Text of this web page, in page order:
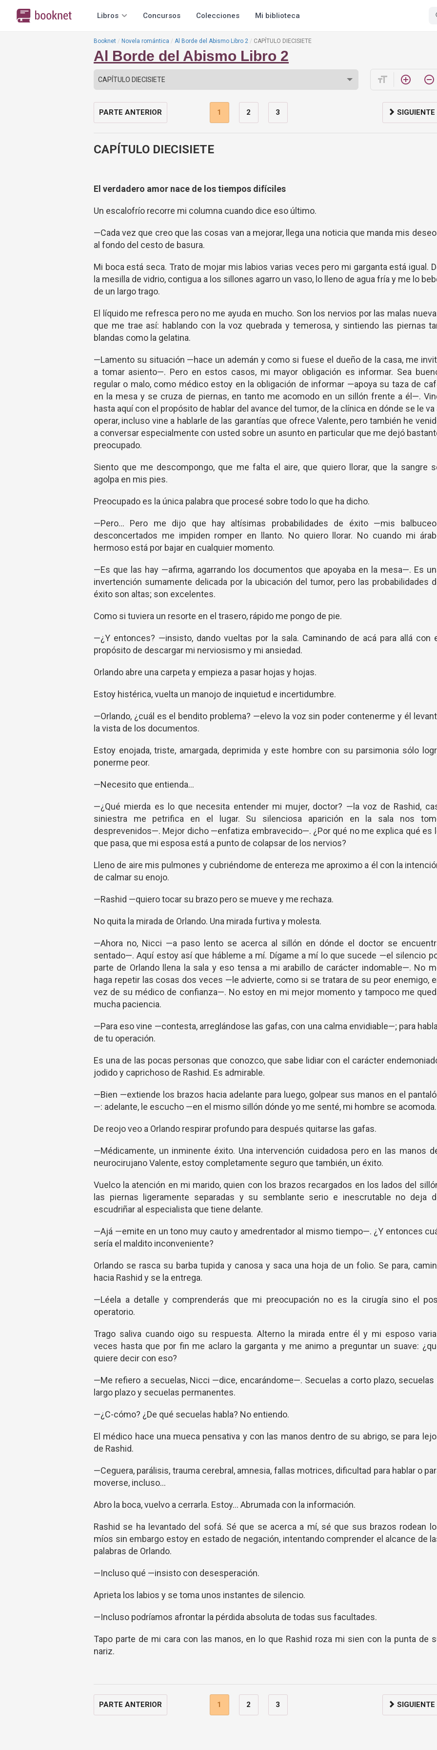
Libros Concursos Colecciones Mi biblioteca
Booknet Novela romántica Al Borde del Abismo Libro 2 CAPÍTULO DIECISIETE
Al Borde del Abismo Libro 2
format_size add_circle_outline remove_circle_outline
PARTE ANTERIOR 1 2 3 SIGUIENTE
CAPÍTULO DIECISIETE
El verdadero amor nace de los tiempos difíciles
Un escalofrío recorre mi columna cuando dice eso último.
—Cada vez que creo que las cosas van a mejorar, llega una noticia que manda mis
al fondo del cesto de basura.
Mi boca está seca. Trato de mojar mis labios varias veces pero mi garganta está igual.
la mesilla de vidrio, contigua a los sillones agarro un vaso, lo lleno de agua fría y me lo
de un largo trago.
El líquido me refresca pero no me ayuda en mucho. Son los nervios por las malas
que me trae así: hablando con la voz quebrada y temerosa, y sintiendo las piernas
blandas como la gelatina.
—Lamento su situación —hace un ademán y como si fuese el dueño de la casa, me
a tomar asiento—. Pero en estos casos, mi mayor obligación es informar. Sea
regular o malo, como médico estoy en la obligación de informar —apoya su taza de
en la mesa y se cruza de piernas, en tanto me acomodo en un sillón frente a él—.
hasta aquí con el propósito de hablar del avance del tumor, de la clínica en dónde se le va
operar, incluso vine a hablarle de las garantías que ofrece Valente, pero también he
a conversar especialmente con usted sobre un asunto en particular que me dejó
preocupado.
Siento que me descompongo, que me falta el aire, que quiero llorar, que la sangre
agolpa en mis pies.
Preocupado es la única palabra que procesé sobre todo lo que ha dicho.
—Pero... Pero me dijo que hay altísimas probabilidades de éxito —mis
desconcertados me impiden romper en llanto. No quiero llorar. No cuando mi
hermoso está por bajar en cualquier momento.
—Es que las hay —afirma, agarrando los documentos que apoyaba en la mesa—. Es
invertención sumamente delicada por la ubicación del tumor, pero las probabilidades
éxito son altas; son excelentes.
Como si tuviera un resorte en el trasero, rápido me pongo de pie.
—¿Y entonces? —insisto, dando vueltas por la sala. Caminando de acá para allá con
propósito de descargar mi nerviosismo y mi ansiedad.
Orlando abre una carpeta y empieza a pasar hojas y hojas.
Estoy histérica, vuelta un manojo de inquietud e incertidumbre.
—Orlando, ¿cuál es el bendito problema? —elevo la voz sin poder contenerme y él
la vista de los documentos.
Estoy enojada, triste, amargada, deprimida y este hombre con su parsimonia sólo
ponerme peor.
—Necesito que entienda...
—¿Qué mierda es lo que necesita entender mi mujer, doctor? —la voz de Rashid,
siniestra me petrifica en el lugar. Su silenciosa aparición en la sala nos
desprevenidos—. Mejor dicho —enfatiza embravecido—. ¿Por qué no me explica qué es
que pasa, que mi esposa está a punto de colapsar de los nervios?
Lleno de aire mis pulmones y cubriéndome de entereza me aproximo a él con la
de calmar su enojo.
—Rashid —quiero tocar su brazo pero se mueve y me rechaza.
No quita la mirada de Orlando. Una mirada furtiva y molesta.
—Ahora no, Nicci —a paso lento se acerca al sillón en dónde el doctor se
sentado—. Aquí estoy así que hábleme a mí. Dígame a mí lo que sucede —el silencio
parte de Orlando llena la sala y eso tensa a mi arabillo de carácter indomable—. No
haga repetir las cosas dos veces —le advierte, como si se tratara de su peor enemigo,
vez de su médico de confianza—. No estoy en mi mejor momento y tampoco me
mucha paciencia.
—Para eso vine —contesta, arreglándose las gafas, con una calma envidiable—; para
de tu operación.
Es una de las pocas personas que conozco, que sabe lidiar con el carácter
jodido y caprichoso de Rashid. Es admirable.
—Bien —extiende los brazos hacia adelante para luego, golpear sus manos en el
—: adelante, le escucho —en el mismo sillón dónde yo me senté, mi hombre se acomoda.
De reojo veo a Orlando respirar profundo para después quitarse las gafas.
—Médicamente, un inminente éxito. Una intervención cuidadosa pero en las manos
neurocirujano Valente, estoy completamente seguro que también, un éxito.
Vuelco la atención en mi marido, quien con los brazos recargados en los lados del
las piernas ligeramente separadas y su semblante serio e inescrutable no deja
escudriñar al especialista que tiene delante.
—Ajá —emite en un tono muy cauto y amedrentador al mismo tiempo—. ¿Y entonces
sería el maldito inconveniente?
Orlando se rasca su barba tupida y canosa y saca una hoja de un folio. Se para,
hacia Rashid y se la entrega.
—Léela a detalle y comprenderás que mi preocupación no es la cirugía sino el
operatorio.
Trago saliva cuando oigo su respuesta. Alterno la mirada entre él y mi esposo
veces hasta que por fin me aclaro la garganta y me animo a preguntar un suave:
quiere decir con eso?
—Me refiero a secuelas, Nicci —dice, encarándome—. Secuelas a corto plazo, secuelas
largo plazo y secuelas permanentes.
—¿C-cómo? ¿De qué secuelas habla? No entiendo.
El médico hace una mueca pensativa y con las manos dentro de su abrigo, se para
de Rashid.
—Ceguera, parálisis, trauma cerebral, amnesia, fallas motrices, dificultad para hablar o
moverse, incluso...
Abro la boca, vuelvo a cerrarla. Estoy... Abrumada con la información.
Rashid se ha levantado del sofá. Sé que se acerca a mí, sé que sus brazos rodean
míos sin embargo estoy en estado de negación, intentando comprender el alcance de
palabras de Orlando.
—Incluso qué —insisto con desesperación.
Aprieta los labios y se toma unos instantes de silencio.
—Incluso podríamos afrontar la pérdida absoluta de todas sus facultades.
Tapo parte de mi cara con las manos, en lo que Rashid roza mi sien con la punta de
nariz.
PARTE ANTERIOR 1 2 3 SIGUIENTE